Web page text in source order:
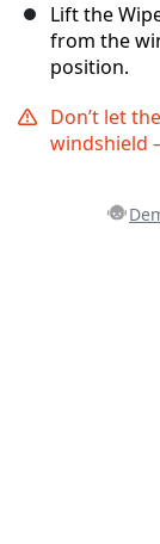
Lift the
from the
position.
Don’t let
windshield